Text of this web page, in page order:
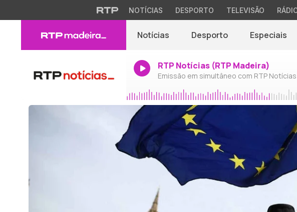
NOTÍCIAS DESPORTO TELEVISÃO
Notícias Desporto Especiais
RTP Notícias (RTP Madeira)
Emissão em simultâneo com RTP Notícias